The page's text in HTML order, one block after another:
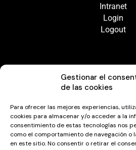
Gestionar el
de las cookies
Para ofrecer las mejores experiencias,
cookies para almacenar y/o acceder a la
consentimiento de estas tecnologías nos
como el comportamiento de navegación o
en este sitio. No consentir o retirar el
Intranet
Login
Logout